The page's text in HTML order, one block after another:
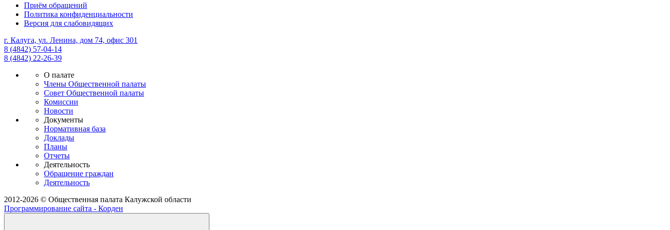
Приём обращений
Политика конфиденциальности
Версия для слабовидящих
г. Калуга, ул. Ленина, дом 74, офис 301
8 (4842) 57-04-14
8 (4842) 22-26-39
О палате
Члены Общественной палаты
Совет Общественной палаты
Комиссии
Новости
Документы
Нормативная база
Доклады
Планы
Отчеты
Деятельность
Обращение граждан
Деятельность
2012-2026 © Общественная палата Калужской области
Программирование сайта - Корден